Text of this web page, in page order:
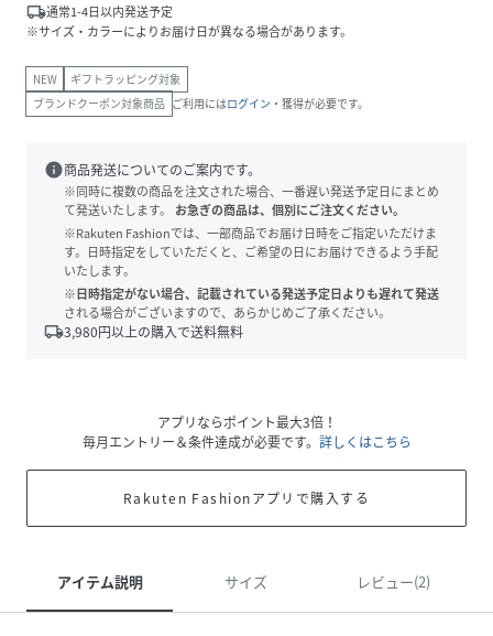
local_shipping通常1-4日以内発送予定
※サイズ・カラーによりお届け日が異なる場合があります。
NEW
ギフトラッピング対象
ブランドクーポン対象商品 ご利用にはログイン ・獲得が必要です。
info商品発送についてのご案内です。
※同時に複数の商品を注文された場合、一番遅い発送予定日にまとめ
て発送いたします。
お急ぎの商品は、個別にご注文ください。
※Rakuten Fashionでは、一部商品でお届け日時をご指定いただけま
す。日時指定をしていただくと、ご希望の日にお届けできるよう手配
いたします。
※日時指定がない場合、記載されている発送予定日よりも遅れて発送
される場合がございますので、あらかじめご了承ください。
local_shipping3,980円以上の購入で送料無料
アプリならポイント最大3倍！
毎月エントリー＆条件達成が必要です。 詳しくはこちら
Rakuten Fashionアプリで購入する
アイテム説明 サイズ レビュー(2)